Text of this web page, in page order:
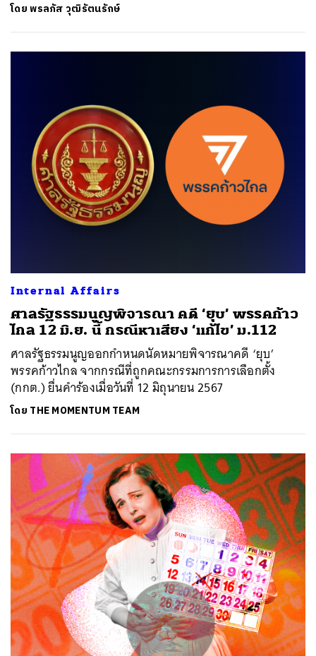
โดยพรลภัส วุฒิรัตนรักษ์
Internal Affairs
ศาลรัฐธรรมนูญพิจารณา คดี ‘ยุบ’ พรรคก้าว
ไกล 12 มิ.ย. นี้ กรณีหาเสียง ‘แก้ไข’ ม.112
ศาลรัฐธรรมนูญออกกำหนดนัดหมายพิจารณาคดี ‘ยุบ’
พรรคก้าวไกล จากกรณีที่ถูกคณะกรรมการการเลือกตั้ง
(กกต.) ยื่นคำร้องเมื่อวันที่ 12 มิถุนายน 2567
โดย THE MOMENTUM TEAM